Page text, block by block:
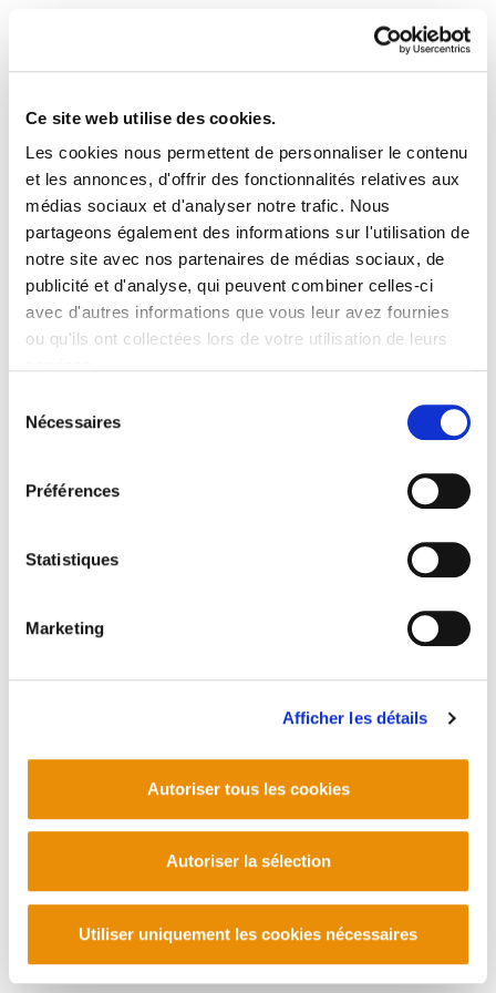
Ce site web utilise des cookies.
Les cookies nous permettent de personnaliser le contenu
et les annonces, d'offrir des fonctionnalités relatives aux
médias sociaux et d'analyser notre trafic. Nous
partageons également des informations sur l'utilisation de
notre site avec nos partenaires de médias sociaux, de
publicité et d'analyse, qui peuvent combiner celles-ci
avec d'autres informations que vous leur avez fournies
ou qu'ils ont collectées lors de votre utilisation de leurs
Nécessaires
Préférences
Statistiques
Marketing
Afficher les détails
Autoriser tous les cookies
Autoriser la sélection
Utiliser uniquement les cookies nécessaires
ELA Astekaria 431
ELA Astekaria 431.pdf10.9 MB
PLAN DU SITE ACCESSIBILITÉ CONTACT
Manu Robles-Arangiz Institutua Fundazioa
Corderliers karrika 20 - 64100 Baiona -
Contact